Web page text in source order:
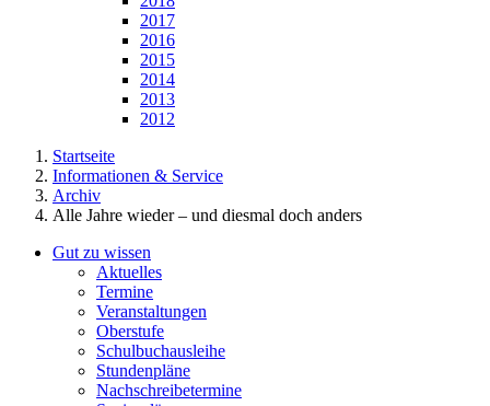
2017
2016
2015
2014
2013
2012
Startseite
Informationen & Service
Archiv
Alle Jahre wieder – und diesmal doch anders
Gut zu wissen
Aktuelles
Termine
Veranstaltungen
Oberstufe
Schulbuchausleihe
Stundenpläne
Nachschreibetermine